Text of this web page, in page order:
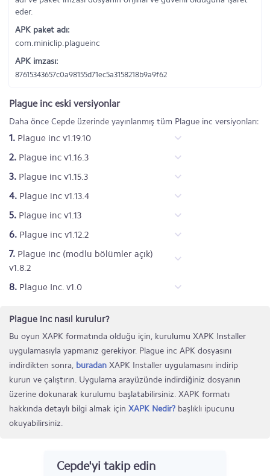
eder.
APK paket adı:
com.miniclip.plagueinc
APK imzası:
87615343657c0a98155d71ec5a3158218b9a9f62
Plague inc eski versiyonlar
Daha önce Cepde üzerinde yayınlanmış tüm Plague inc versiyonları:
1. Plague inc v1.19.10
2. Plague inc v1.16.3
3. Plague inc v1.15.3
4. Plague inc v1.13.4
5. Plague inc v1.13
6. Plague inc v1.12.2
7. Plague inc (modlu bölümler açık)
v1.8.2
8. Plague Inc. v1.0
Plague inc nasıl kurulur?
Bu oyun XAPK formatında olduğu için, kurulumu XAPK Installer
uygulamasıyla yapmanız gerekiyor. Plague inc APK dosyasını
indirdikten sonra, buradan XAPK Installer uygulamasını indirip
kurun ve çalıştırın. Uygulama arayüzünde indirdiğiniz dosyanın
üzerine dokunarak kurulumu başlatabilirsiniz. XAPK formatı
hakkında detaylı bilgi almak için XAPK Nedir? başlıklı ipucunu
okuyabilirsiniz.
Cepde'yi takip edin